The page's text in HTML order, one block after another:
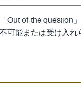
Out of the question
可能または受け入